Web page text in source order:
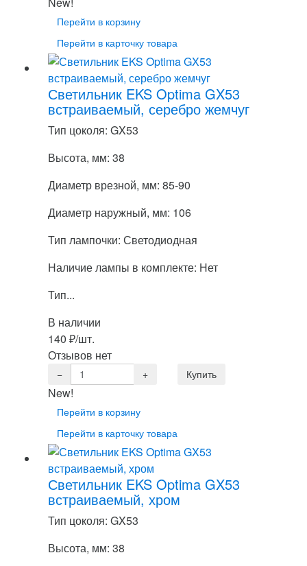
Перейти в корзину
Перейти в карточку товара
Светильник EKS Optima GX53
встраиваемый, серебро жемчуг
Тип цоколя: GX53
Высота, мм: 38
Диаметр врезной, мм: 85-90
Диаметр наружный, мм: 106
Тип лампочки: Светодиодная
Наличие лампы в комплекте: Нет
Тип...
В наличии
140 ₽/шт.
Отзывов нет
New!
Перейти в корзину
Перейти в карточку товара
Светильник EKS Optima GX53
встраиваемый, хром
Тип цоколя: GX53
Высота, мм: 38